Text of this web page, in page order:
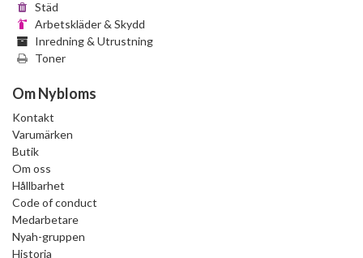
Städ
Arbetskläder & Skydd
Inredning & Utrustning
Toner
Om Nybloms
Kontakt
Varumärken
Butik
Om oss
Hållbarhet
Code of conduct
Medarbetare
Nyah-gruppen
Historia